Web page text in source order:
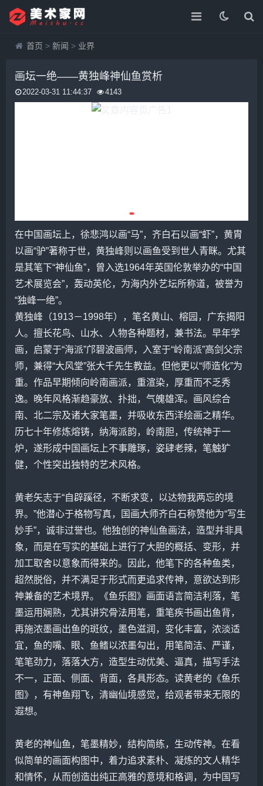
首页 > 新闻 > 业界
画坛一绝――黄独峰神仙鱼赏析
2022-03-31 11:44:37 4143
在中国画坛上， 徐悲鸿以画“马”， 齐白石以画“虾”， 黄胄
以画“驴”著称于世， 黄独峰则以画鱼受到世人青眯。尤其
是其笔下“神仙鱼”，曾入选1964年英国伦敦举办的“中国
艺术展览会”，轰动英伦，为海内外艺坛所称道，被誉为
“独峰一绝”。
黄独峰 （1913－1998年），笔名黄山、榕园，广东揭阳
人。擅长花鸟、山水、人物各种题材，兼书法。早年学
画，启蒙于“海派”邝碧波画师，入室于“岭南派”高剑父宗
师，兼得“大风堂”张大千先生教益。但他更以“师造化”为
重。作品早期倾向岭南画派，重渲染，厚重而不乏秀
逸。晚年风格渐趋豪放、扑拙，气魄雄浑。画风综合
南、北二宗及诸大家笔墨，并吸收东西洋绘画之精华。
历七十年修炼熔铸，纳海派韵，岭南胆，传统神于一
炉，遂形成中国画坛上不事雕琢，姿肆老辣，笔触犷
健，个性突出独特的艺术风格。
黄老矢志于“自辟蹊径，不断求变，以达物我两忘的境
界。”他潜心于格物写真，国画大师齐白石称赞他为“写生
妙手”，诚非过誉也。他独创的神仙鱼画法，造型并非具
象，而是在写实的基础上进行了大胆的概括、变形，并
加工取舍以意象而得来的。因此，他笔下的各种鱼类，
超然脱俗，并不满足于形式而更追求传神，意欲达到形
神兼备的艺术境界。《鱼乐图》画面语言简洁利落，笔
墨运用娴熟，尤其讲究骨法用笔，重笔疾书画出鱼背，
再施浓墨画出鱼的斑纹，墨色滋润，变化丰富，浓淡适
宜，鱼的嘴、眼、鱼鳍以浓墨勾出，用笔简洁、严谨，
笔笔劲力，落落大方，造型生动优美、逼真，描写手法
不一，正面、侧面、背面，各具形态。读黄老的《鱼乐
图》，有神鱼翔飞，清幽仙境感觉，给观者带来无限的
遐想。
黄老的神仙鱼，笔墨精妙，结构简练，生动传神。在看
似简单的画面构图中，着力追求素朴、凝炼的文人精华
和情怀，从而创造出纯正高雅的意境和格调，为中国写